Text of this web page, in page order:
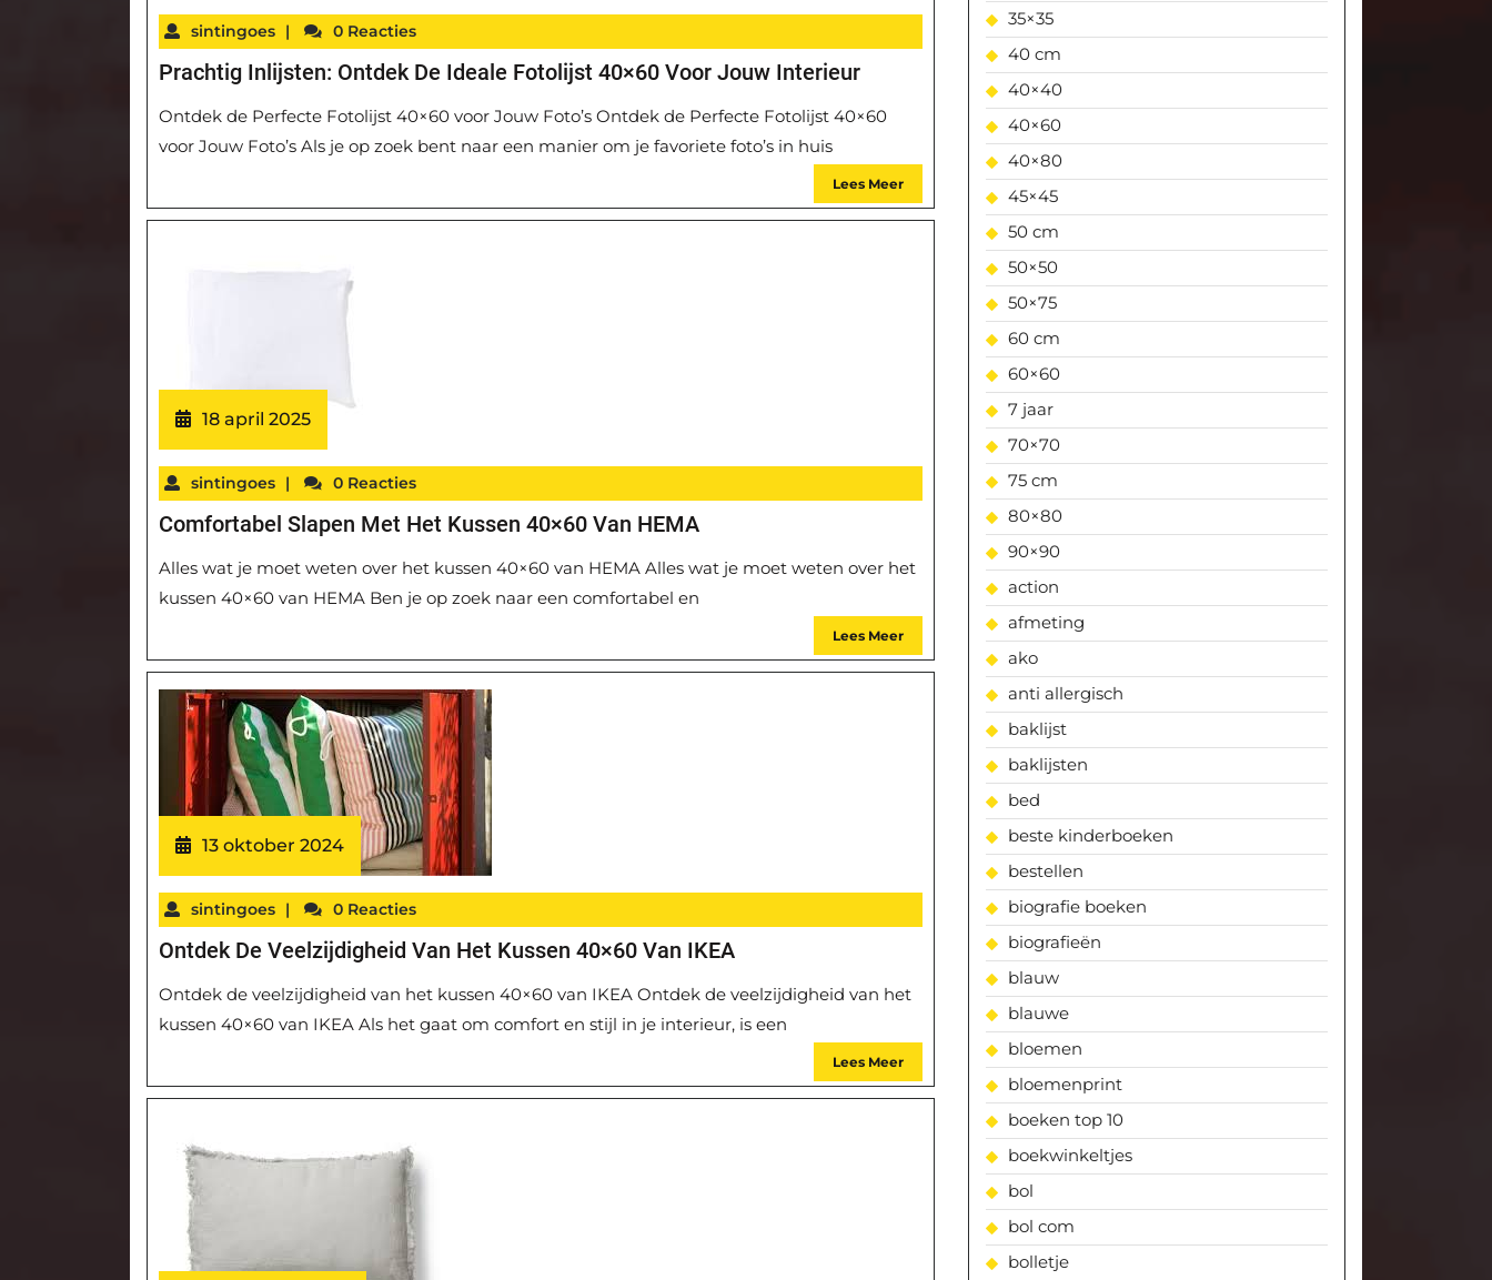
sintingoes | 0 Reacties
Prachtig Inlijsten: Ontdek De Ideale Fotolijst 40×60 Voor Jouw Interieur
Ontdek de Perfecte Fotolijst 40×60 voor Jouw Foto’s Ontdek de Perfecte Fotolijst 40×60
voor Jouw Foto’s Als je op zoek bent naar een manier om je favoriete foto’s in huis
Lees Meer
18 april 2025
sintingoes | 0 Reacties
Comfortabel Slapen Met Het Kussen 40×60 Van HEMA
Alles wat je moet weten over het kussen 40×60 van HEMA Alles wat je moet weten over het
kussen 40×60 van HEMA Ben je op zoek naar een comfortabel en
Lees Meer
13 oktober 2024
sintingoes | 0 Reacties
Ontdek De Veelzijdigheid Van Het Kussen 40×60 Van IKEA
Ontdek de veelzijdigheid van het kussen 40×60 van IKEA Ontdek de veelzijdigheid van het
kussen 40×60 van IKEA Als het gaat om comfort en stijl in je interieur, is een
Lees Meer
35×35
40 cm
40×40
40×60
40×80
45×45
50 cm
50×50
50×75
60 cm
60×60
7 jaar
70×70
75 cm
80×80
90×90
action
afmeting
ako
anti allergisch
baklijst
baklijsten
bed
beste kinderboeken
bestellen
biografie boeken
biografieën
blauw
blauwe
bloemen
bloemenprint
boeken top 10
boekwinkeltjes
bol
bol com
bolletje